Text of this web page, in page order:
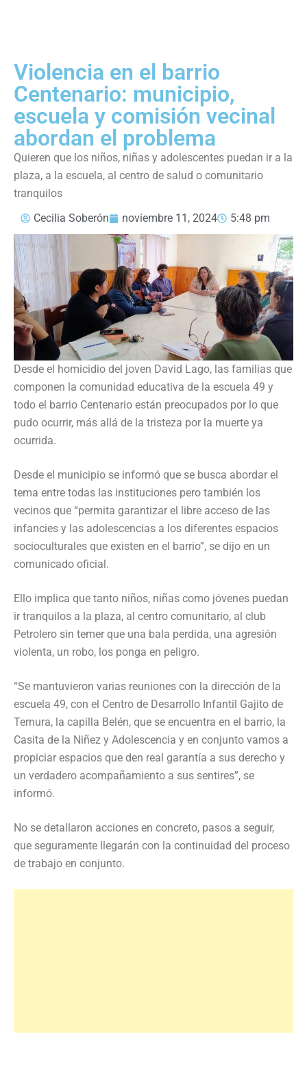
Violencia en el barrio
Centenario: municipio,
escuela y comisión vecinal
abordan el problema
Quieren que los niños, niñas y adolescentes puedan ir a la
plaza, a la escuela, al centro de salud o comunitario
tranquilos
Cecilia Soberón
noviembre 11, 2024 5:48 pm
Desde el homicidio del joven David Lago, las familias que
componen la comunidad educativa de la escuela 49 y
todo el barrio Centenario están preocupados por lo que
pudo ocurrir, más allá de la tristeza por la muerte ya
ocurrida.
Desde el municipio se informó que se busca abordar el
tema entre todas las instituciones pero también los
vecinos que “permita garantizar el libre acceso de las
infancies y las adolescencias a los diferentes espacios
socioculturales que existen en el barrio”, se dijo en un
comunicado oficial.
Ello implica que tanto niños, niñas como jóvenes puedan
ir tranquilos a la plaza, al centro comunitario, al club
Petrolero sin temer que una bala perdida, una agresión
violenta, un robo, los ponga en peligro.
“Se mantuvieron varias reuniones con la dirección de la
escuela 49, con el Centro de Desarrollo Infantil Gajito de
Ternura, la capilla Belén, que se encuentra en el barrio, la
Casita de la Niñez y Adolescencia y en conjunto vamos a
propiciar espacios que den real garantía a sus derecho y
un verdadero acompañamiento a sus sentires”, se
informó.
No se detallaron acciones en concreto, pasos a seguir,
que seguramente llegarán con la continuidad del proceso
de trabajo en conjunto.